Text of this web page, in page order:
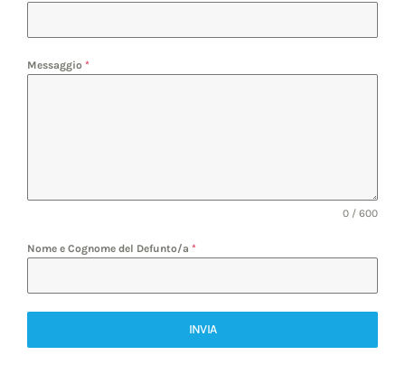
Messaggio *
0 / 600
Nome e Cognome del Defunto/a *
INVIA